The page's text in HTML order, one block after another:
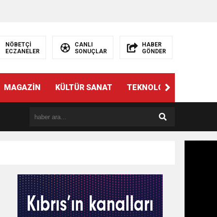
NÖBETÇİ
ECZANELER
CANLI
SONUÇLAR
HABER
GÖNDER
MAGAZİN KÜLTÜR SANAT TEKNOLOJİ